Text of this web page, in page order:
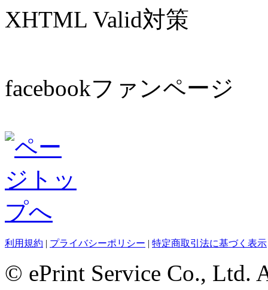
XHTML Valid対策
facebookファンページ
利用規約 | プライバシーポリシー | 特定商取引法に基づく表示
© ePrint Service Co., Ltd.